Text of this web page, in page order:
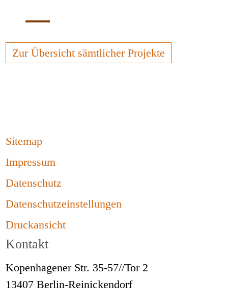
Zur Übersicht sämtlicher Projekte
Sitemap
Impressum
Datenschutz
Datenschutzeinstellungen
Druckansicht
Kontakt
Kopenhagener Str. 35-57//Tor 2
13407 Berlin-Reinickendorf